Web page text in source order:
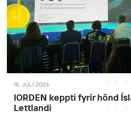
15. JÚLÍ 2026
IORDEN keppti fyrir hönd
Lettlandi